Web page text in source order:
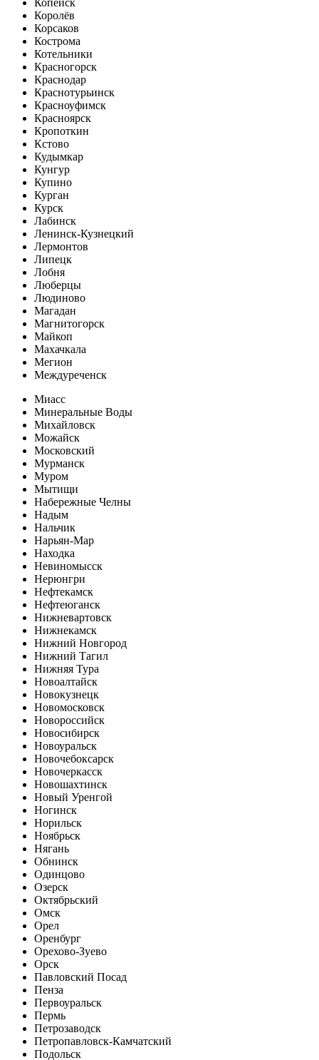
Королёв
Корсаков
Кострома
Котельники
Красногорск
Краснодар
Краснотурьинск
Красноуфимск
Красноярск
Кропоткин
Кстово
Кудымкар
Кунгур
Купино
Курган
Курск
Лабинск
Ленинск-Кузнецкий
Лермонтов
Липецк
Лобня
Люберцы
Людиново
Магадан
Магнитогорск
Майкоп
Махачкала
Мегион
Междуреченск
Миасс
Минеральные Воды
Михайловск
Можайск
Московский
Мурманск
Муром
Мытищи
Набережные Челны
Надым
Нальчик
Нарьян-Мар
Находка
Невиномысск
Нерюнгри
Нефтекамск
Нефтеюганск
Нижневартовск
Нижнекамск
Нижний Новгород
Нижний Тагил
Нижняя Тура
Новоалтайск
Новокузнецк
Новомосковск
Новороссийск
Новосибирск
Новоуральск
Новочебоксарск
Новочеркасск
Новошахтинск
Новый Уренгой
Ногинск
Норильск
Ноябрьск
Нягань
Обнинск
Одинцово
Озерск
Октябрьский
Омск
Орел
Оренбург
Орехово-Зуево
Орск
Павловский Посад
Пенза
Первоуральск
Пермь
Петрозаводск
Петропавловск-Камчатский
Подольск